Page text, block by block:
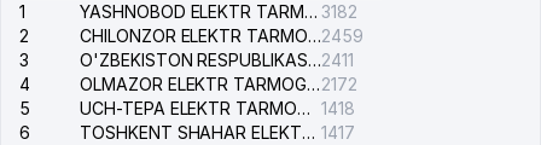
1
YASHNOBOD ELEKTR TARMOG'I NOSOZLIKLARI XIZMATI 3182
2
CHILONZOR ELEKTR TARMOG'I NOSOZLIK XIZMATI2459
3
O'ZBEKISTON RESPUBLIKASI BOSH PROKURATURASI ISHONCH TELEFONI2411
4
OLMAZOR ELEKTR TARMOG'I NOSOZLIKLARI XIZMATI2172
5
UCH-TEPA ELEKTR TARMOG'I NOSOZLIKLARI XIZMATI 1418
6
TOSHKENT SHAHAR ELEKTR TARMOQLARI KORXONASI AJ 1417